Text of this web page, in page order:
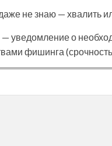
не знаю — хвалить
уведомление о
фишинга